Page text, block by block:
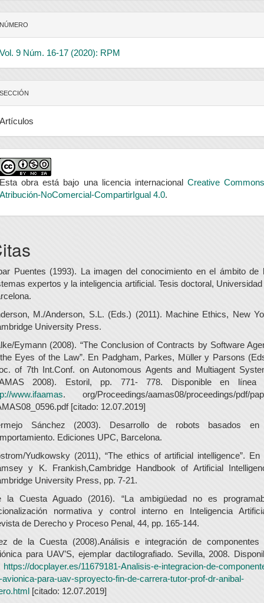
NÚMERO
Vol. 9 Núm. 16-17 (2020): RPM
SECCIÓN
Artículos
Esta obra está bajo una licencia internacional Creative Commons
Atribución-NoComercial-CompartirIgual 4.0.
Puentes (1993). La imagen del conocimiento en el ámbito de
expertos y la inteligencia artificial. Tesis doctoral, Universidad
M./Anderson, S.L. (Eds.) (2011). Machine Ethics, New
University Press.
Eymann (2008). “The Conclusion of Contracts by Software
Eyes of the Law”. En Padgham, Parkes, Müller y Parsons
of 7th Int.Conf. on Autonomous Agents and Multiagent
2008). Estoril, pp. 771- 778. Disponible en línea
www.ifaamas. org/Proceedings/aamas08/proceedings/pdf/
[citado: 12.07.2019]
Sánchez (2003). Desarrollo de robots basados
Ediciones UPC, Barcelona.
Yudkowsky (2011), “The ethics of artificial intelligence”. En
y K. Frankish,Cambridge Handbook of Artificial
University Press, pp. 7-21.
la Cuesta Aguado (2016). “La ambigüedad no es
normativa y control interno en Inteligencia
de Derecho y Proceso Penal, 44, pp. 165-144.
de la Cuesta (2008).Análisis e integración de componentes
para UAV’S, ejemplar dactilografiado. Sevilla, 2008.
https://docplayer.es/11679181-Analisis-e-integracion-de-
avionica-para-uav-sproyecto-fin-de-carrera-tutor-prof-dr-anibal-
[citado: 12.07.2019]